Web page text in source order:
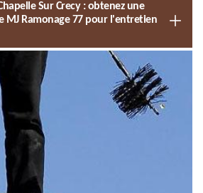
Sur Crecy : obtenez une
MJ Ramonage 77 pour l'entretien